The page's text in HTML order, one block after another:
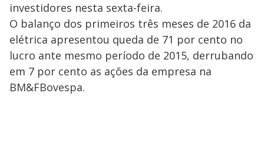
investidores nesta sexta-feira.
O balanço dos primeiros três meses de 2016 da
elétrica apresentou queda de 71 por cento no
lucro ante mesmo período de 2015, derrubando
em 7 por cento as ações da empresa na
BM&FBovespa.